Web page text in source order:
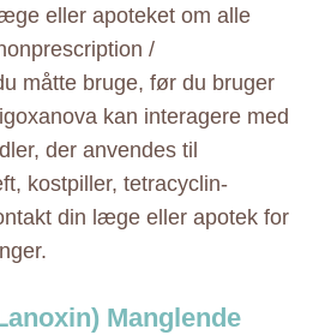
eller apoteket om alle
/
måtte bruge, før du bruger
kan interagere med
der anvendes til
kostpiller, tetracyclin-
din læge eller apotek for
Manglende